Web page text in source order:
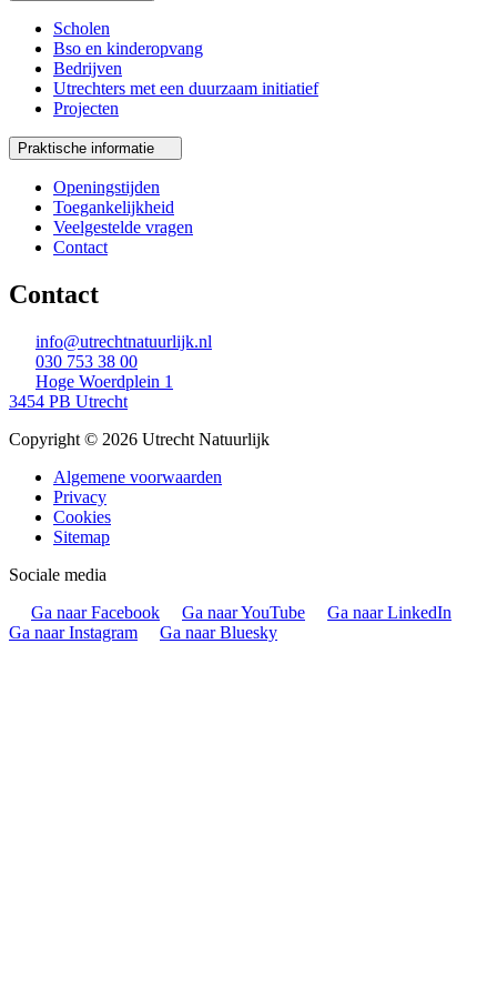
Scholen
Bso en kinderopvang
Bedrijven
Utrechters met een duurzaam initiatief
Projecten
Praktische informatie
Openingstijden
Toegankelijkheid
Veelgestelde vragen
Contact
Contact
info@utrechtnatuurlijk.nl
030 753 38 00
Hoge Woerdplein 1
3454 PB Utrecht
Copyright © 2026 Utrecht Natuurlijk
Algemene voorwaarden
Privacy
Cookies
Sitemap
Sociale media
Ga naar Facebook
Ga naar YouTube
Ga naar LinkedIn
Ga naar Instagram
Ga naar Bluesky